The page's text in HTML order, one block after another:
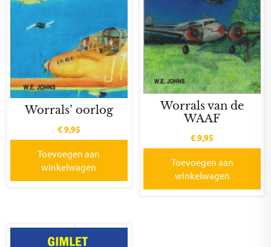
Worrals’ oorlog
€9,95
Toevoegen aan
winkelwagen
Worrals van de
WAAF
€9,95
Toevoegen aan
winkelwagen